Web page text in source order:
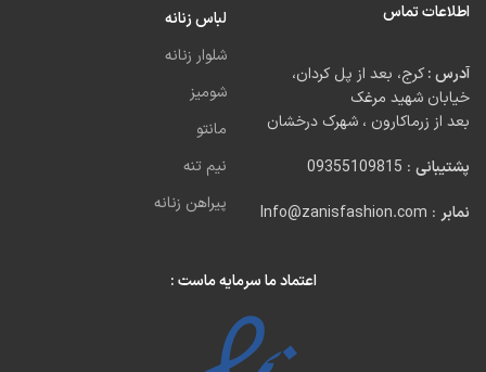
اطلاعات تماس
آدرس :کرج، بعد از پل کردان،
خیابان شهید مرغک
بعد از زرماکارون ، شهرک درخشان
پشتیبانی : 09355109815
نمابر : Info@zanisfashion.com
لباس زنانه
شلوار زنانه
شومیز
مانتو
نیم تنه
پیراهن زنانه
اعتماد ما سرمایه ماست :